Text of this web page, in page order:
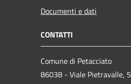
Documenti e dati
CONTATTI
Comune di Petacciato
86038 - Viale Pietravalle, 5